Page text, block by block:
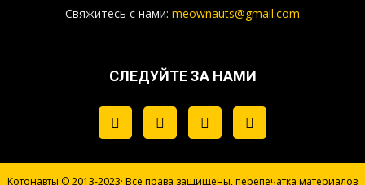
Свяжитесь с нами: meownauts@gmail.com
СЛЕДУЙТЕ ЗА НАМИ
Котонавты © 2013-2023· Все права защищены, перепечатка материалов